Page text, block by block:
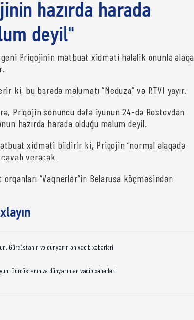
hazırda harada
deyil"
Priqojinin mətbuat xidməti hələlik onunla əlaqə
ki, bu barədə məlumatı “Meduza” və RTVI yayır.
Priqojin sonuncu dəfə iyunun 24-də Rostovdan
hazırda harada olduğu məlum deyil.
xidməti bildirir ki, Priqojin “normal əlaqədə
verəcək.
“Vaqnerlər”in Belarusa köçməsindən
Gürcüstanın və dünyanın ən vacib xəbərləri
Gürcüstanın və dünyanın ən vacib xəbərləri